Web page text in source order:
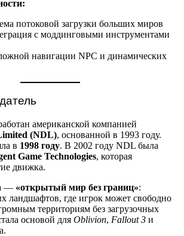
потоковой загрузки больших миров
с моддинговыми инструментами
навигации NPC и динамических
американской компанией
(NDL), основанной в 1993 году.
в 1998 году. В 2002 году NDL была
Game Technologies, которая
движка.
— «открытый мир без границ»:
ландшафтов, где игрок может свободно
территориям без загрузочных
основой для Oblivion, Fallout 3 и